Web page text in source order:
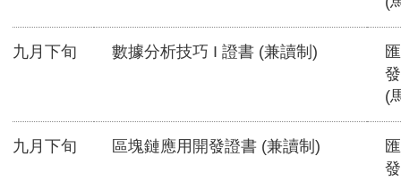
九月下旬 數據分析技巧 I 證書 (兼讀制)
(
九月下旬 區塊鏈應用開發證書 (兼讀制)